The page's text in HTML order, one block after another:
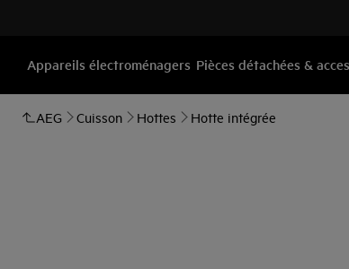
Appareils électroménagers Pièces détachées &
AEG Cuisson Hottes Hotte intégrée